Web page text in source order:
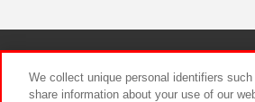
We collect unique personal identifiers
share information about your use of our